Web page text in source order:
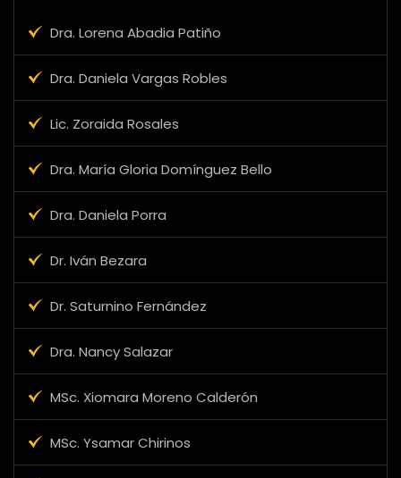
Dra. Lorena Abadia Patiño
Dra. Daniela Vargas Robles
Lic. Zoraida Rosales
Dra. María Gloria Domínguez Bello
Dra. Daniela Porra
Dr. Iván Bezara
Dr. Saturnino Fernández
Dra. Nancy Salazar
MSc. Xiomara Moreno Calderón
MSc. Ysamar Chirinos